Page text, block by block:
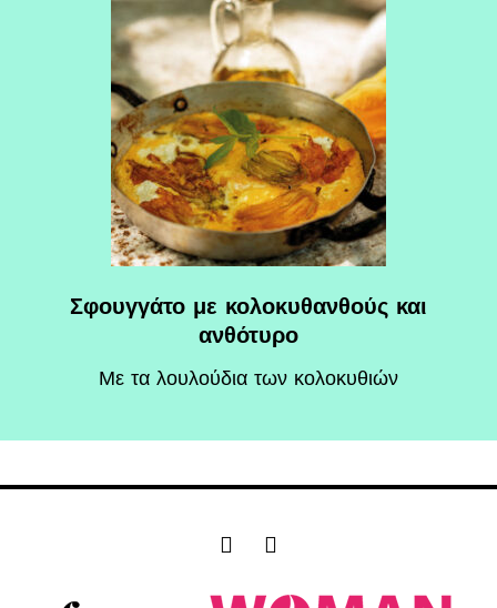
Σφουγγάτο με κολοκυθανθούς και
ανθότυρο
Mε τα λουλούδια των κολοκυθιών
F
I